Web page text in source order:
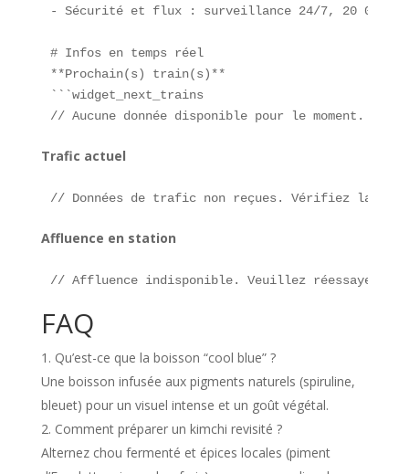
- Sécurité et flux : surveillance 24/7, 20 000
# Infos en temps réel
**Prochain(s) train(s)**
```widget_next_trains
// Aucune donnée disponible pour le moment.
Trafic actuel
// Données de trafic non reçues. Vérifiez la
Affluence en station
// Affluence indisponible. Veuillez réessayer
FAQ
Qu’est-ce que la boisson “cool blue” ?
Une boisson infusée aux pigments naturels (spiruline,
bleuet) pour un visuel intense et un goût végétal.
Comment préparer un kimchi revisité ?
Alternez chou fermenté et épices locales (piment